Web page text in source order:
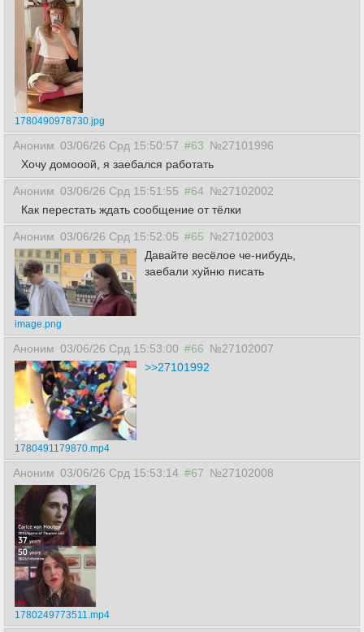
1780490978730.jpg
Аноним 03/06/26 Срд 15:50:57 #63 №27101996
Хочу домооой, я заебался работать
Аноним 03/06/26 Срд 15:51:55 #64 №27102002
Как перестать ждать сообщение от тёлки
Аноним 03/06/26 Срд 15:52:05 #65 №27102003
image.png
Давайте весёлое че-нибудь,
заебали хуйню писать
Аноним 03/06/26 Срд 15:53:00 #66 №27102007
1780491179870.mp4
>>27101992
Аноним 03/06/26 Срд 15:53:14 #67 №27102008
1780249773511.mp4